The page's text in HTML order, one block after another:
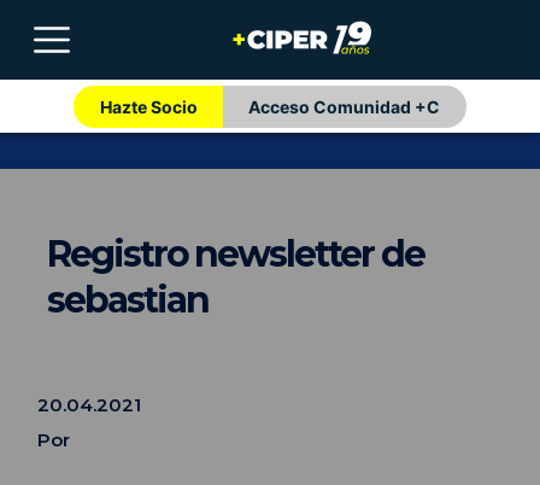
Hazte Socio Acceso Comunidad +C
Registro newsletter de
sebastian
20.04.2021
Por